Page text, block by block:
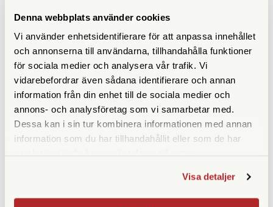
Denna webbplats använder cookies
Vi använder enhetsidentifierare för att anpassa innehållet
och annonserna till användarna, tillhandahålla funktioner
för sociala medier och analysera vår trafik. Vi
vidarebefordrar även sådana identifierare och annan
information från din enhet till de sociala medier och
annons- och analysföretag som vi samarbetar med.
Dessa kan i sin tur kombinera informationen med annan
information som du har tillhandahållit eller som de har
Visa detaljer
Filtergänga (mm) Ej möjligt att gänga på filter
Synfält (º)
Glastyp ED
Vikt (g) 729